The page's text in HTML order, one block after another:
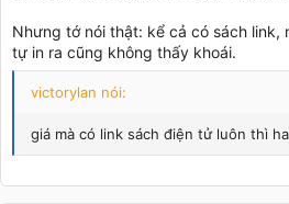
Nhưng tớ nói thật: kể cả có sách link,
tự in ra cũng không thấy khoái.
victorylan nói:
giá mà có link sách điện tử luôn thì